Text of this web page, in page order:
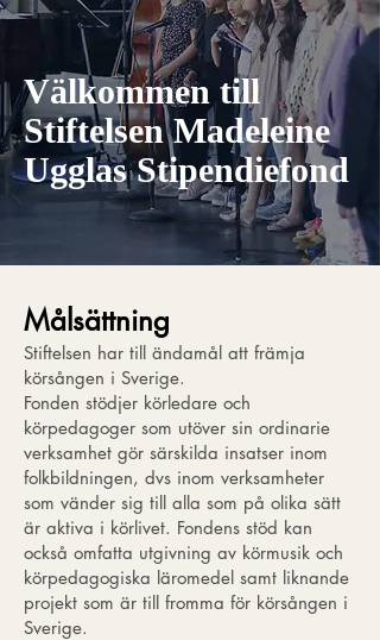
Välkommen till
Stiftelsen Madeleine
Ugglas Stipendiefond
Målsättning
Stiftelsen har till ändamål att främja
körsången i Sverige.
Fonden stödjer körledare och
körpedagoger som utöver sin ordinarie
verksamhet gör särskilda insatser inom
folkbildningen, dvs inom verksamheter
som vänder sig till alla som på olika sätt
är aktiva i körlivet. Fondens stöd kan
också omfatta utgivning av körmusik och
körpedagogiska läromedel samt liknande
projekt som är till fromma för körsången i
Sverige.